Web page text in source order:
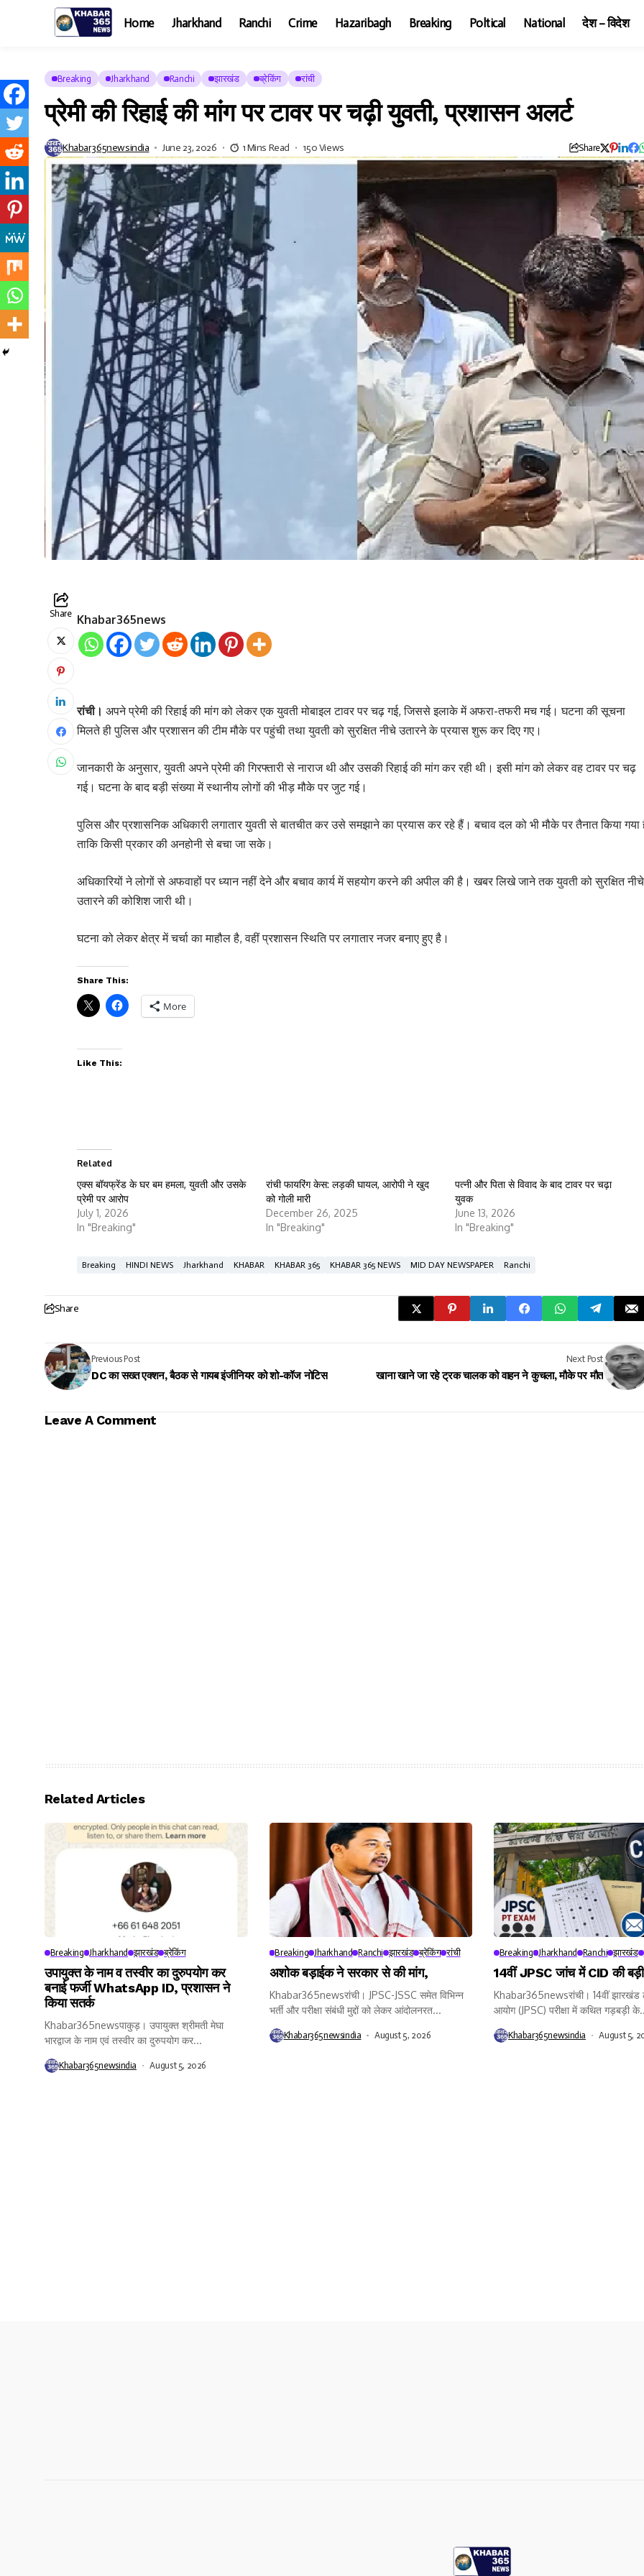
Home Jharkhand Ranchi Crime Hazaribagh Breaking Poltical National देश – विदेश
Breaking Jharkhand Ranchi झारखंड ब्रेकिंग रांची
प्रेमी की रिहाई की मांग पर टावर पर चढ़ी युवती, प्रशासन अलर्ट
Khabar365newsindia June 23, 2026 1 Mins Read 150 Views Share
Share Khabar365news
रांची। अपने प्रेमी की रिहाई की मांग को लेकर एक युवती मोबाइल टावर पर चढ़ गई, जिससे इलाके में अफरा-तफरी मच गई। घटना की सूचना
मिलते ही पुलिस और प्रशासन की टीम मौके पर पहुंची तथा युवती को सुरक्षित नीचे उतारने के प्रयास शुरू कर दिए गए।
जानकारी के अनुसार, युवती अपने प्रेमी की गिरफ्तारी से नाराज थी और उसकी रिहाई की मांग कर रही थी। इसी मांग को लेकर वह टावर पर चढ़
गई। घटना के बाद बड़ी संख्या में स्थानीय लोगों की भीड़ मौके पर जुट गई।
पुलिस और प्रशासनिक अधिकारी लगातार युवती से बातचीत कर उसे समझाने का प्रयास कर रहे हैं। बचाव दल को भी मौके पर तैनात किया गया
ताकि किसी प्रकार की अनहोनी से बचा जा सके।
अधिकारियों ने लोगों से अफवाहों पर ध्यान नहीं देने और बचाव कार्य में सहयोग करने की अपील की है। खबर लिखे जाने तक युवती को सुरक्षित नीचे
उतारने की कोशिश जारी थी।
घटना को लेकर क्षेत्र में चर्चा का माहौल है, वहीं प्रशासन स्थिति पर लगातार नजर बनाए हुए है।
Share This:
More
Like This:
Related
एक्स बॉयफ्रेंड के घर बम हमला, युवती और उसके
प्रेमी पर आरोप
July 1, 2026
In "Breaking"
रांची फायरिंग केस: लड़की घायल, आरोपी ने खुद
को गोली मारी
December 26, 2025
In "Breaking"
पत्नी और पिता से विवाद के बाद टावर पर चढ़ा
युवक
June 13, 2026
In "Breaking"
Breaking HINDI NEWS Jharkhand KHABAR KHABAR 365 KHABAR 365 NEWS MID DAY NEWSPAPER Ranchi
Share
Previous Post
DC का सख्त एक्शन, बैठक से गायब इंजीनियर को शो-कॉज नोटिस
Next Post
खाना खाने जा रहे ट्रक चालक को वाहन ने कुचला, मौके पर मौत
Leave A Comment
Related Articles
Breaking Jharkhand झारखंड ब्रेकिंग
उपायुक्त के नाम व तस्वीर का दुरुपयोग कर
बनाई फर्जी WhatsApp ID, प्रशासन ने
किया सतर्क
Khabar365newsपाकुड़। उपायुक्त श्रीमती मेघा
भारद्वाज के नाम एवं तस्वीर का दुरुपयोग कर...
Khabar365newsindia August 5, 2026
Breaking Jharkhand Ranchi झारखंड ब्रेकिंग रांची
अशोक बड़ाईक ने सरकार से की मांग,
Khabar365newsरांची। JPSC-JSSC समेत विभिन्न
भर्ती और परीक्षा संबंधी मुद्दों को लेकर आंदोलनरत...
Khabar365newsindia August 5, 2026
Breaking Jharkhand Ranchi झारखंड
14वीं JPSC जांच में CID की बड़ी
Khabar365newsरांची। 14वीं झारखंड
आयोग (JPSC) परीक्षा में कथित गड़बड़ी
Khabar365newsindia August 5,